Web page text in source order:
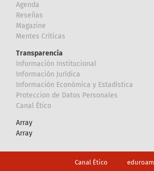
Agenda
Reseñas
Magazine
Mentes Críticas
Transparencia
Información Institucional
Información Jurídica
Información Económica y Estadística
Proteccion de Datos Personales
Canal Ético
Array
Array
Canal Ético eduroam